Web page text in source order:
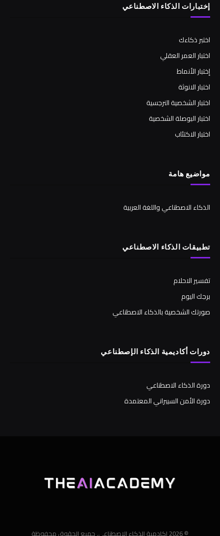
إختبارات الذكاء الاصطناعي
اختبر ذكاءك
اختبار العمر العقلي
إختبار الأنماط
اختبار الانوثة
اختبار الشخصية النرجسية
اختبار البوصلة الشخصية
اختبار الاكتئاب
مواضيع هامة
الذكاء الاصطناعي واللغة العربية
تطبيقات الذكاء الاصطناعي
تفسير الاحلام
برجك اليوم
صورتك الشخصية بالذكاء الاصطناعي
دورات أكاديمية الذكاء الإصطناعي
دورة الذكاء الاصطناعي
دورة الأمن السيبراني المعتمدة
© 2026 اكادمية الذكاء الاصطناعي. جميع الحقوق محفوظة